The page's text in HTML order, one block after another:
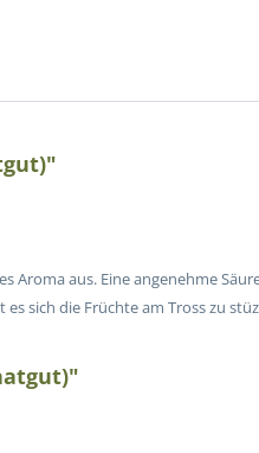
Aroma aus. Eine angenehme
sich die Früchte am Tross zu